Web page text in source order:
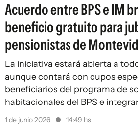
Acuerdo entre BPS e IM
beneficio gratuito para
pensionistas de
La iniciativa estará abierta a
aunque contará con cupos
beneficiarios del programa de
habitacionales del BPS e
1 de junio 2026 14:49 hs